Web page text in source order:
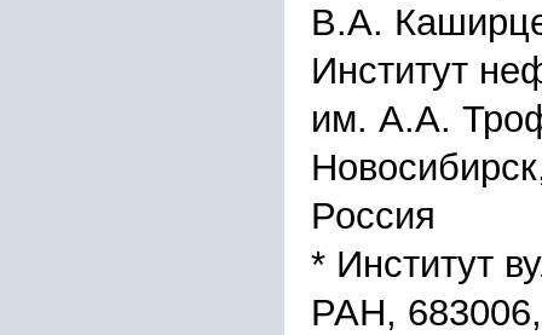
В.А.
Институт
им. А.А.
Россия
* Институт
РАН,